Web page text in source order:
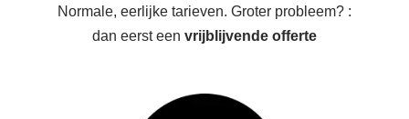
Normale, eerlijke tarieven. Groter probleem? :
dan eerst een vrijblijvende offerte